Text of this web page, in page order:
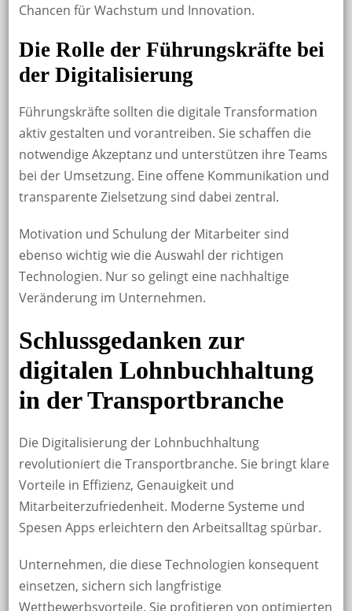
Chancen für Wachstum und Innovation.
Die Rolle der Führungskräfte bei
der Digitalisierung
Führungskräfte sollten die digitale Transformation
aktiv gestalten und vorantreiben. Sie schaffen die
notwendige Akzeptanz und unterstützen ihre Teams
bei der Umsetzung. Eine offene Kommunikation und
transparente Zielsetzung sind dabei zentral.
Motivation und Schulung der Mitarbeiter sind
ebenso wichtig wie die Auswahl der richtigen
Technologien. Nur so gelingt eine nachhaltige
Veränderung im Unternehmen.
Schlussgedanken zur
digitalen Lohnbuchhaltung
in der Transportbranche
Die Digitalisierung der Lohnbuchhaltung
revolutioniert die Transportbranche. Sie bringt klare
Vorteile in Effizienz, Genauigkeit und
Mitarbeiterzufriedenheit. Moderne Systeme und
Spesen Apps erleichtern den Arbeitsalltag spürbar.
Unternehmen, die diese Technologien konsequent
einsetzen, sichern sich langfristige
Wettbewerbsvorteile. Sie profitieren von optimierten